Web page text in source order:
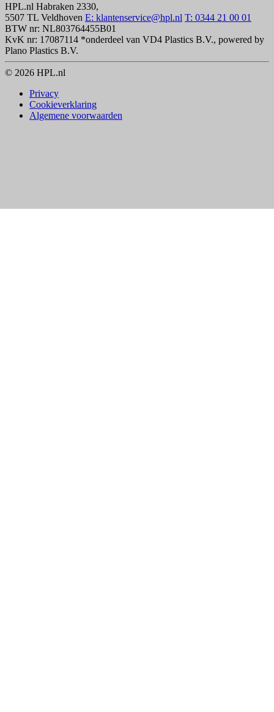
HPL.nl Habraken 2330,
5507 TL Veldhoven E: klantenservice@hpl.nl T: 0344 21 00 01
BTW nr: NL803764455B01
KvK nr: 17087114 *onderdeel van VD4 Plastics B.V., powered by
Plano Plastics B.V.
© 2026 HPL.nl
Privacy
Cookieverklaring
Algemene voorwaarden